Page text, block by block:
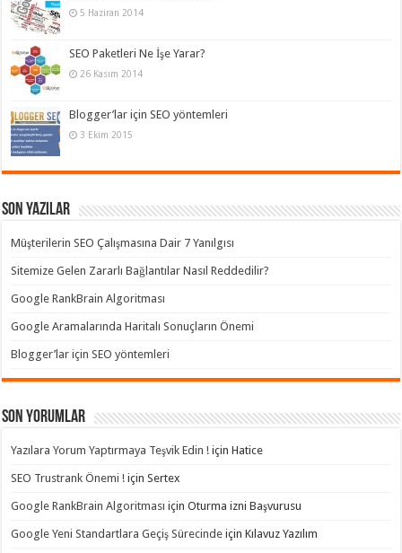
5 Haziran 2014
SEO Paketleri Ne İşe Yarar?
26 Kasım 2014
Blogger’lar için SEO yöntemleri
3 Ekim 2015
Son Yazılar
Müşterilerin SEO Çalışmasına Dair 7 Yanılgısı
Sitemize Gelen Zararlı Bağlantılar Nasıl Reddedilir?
Google RankBrain Algoritması
Google Aramalarında Haritalı Sonuçların Önemi
Blogger’lar için SEO yöntemleri
Son yorumlar
Yazılara Yorum Yaptırmaya Teşvik Edin ! içinHatice
SEO Trustrank Önemi ! içinSertex
Google RankBrain Algoritması içinOturma izni Başvurusu
Google Yeni Standartlara Geçiş Sürecinde içinKılavuz Yazılım